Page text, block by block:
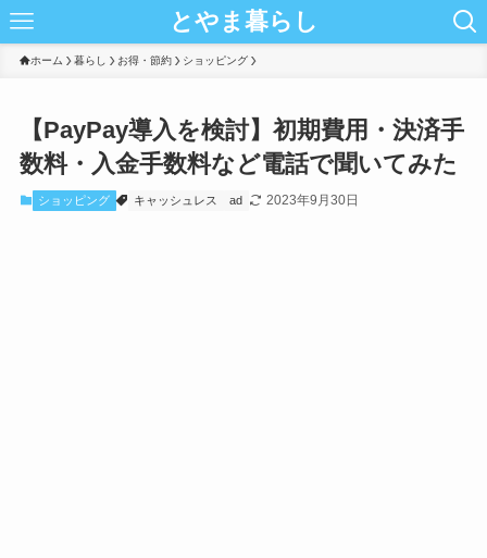
とやま暮らし
ホーム 暮らし お得・節約 ショッピング
【PayPay導入を検討】初期費用・決済手
数料・入金手数料など電話で聞いてみた
ショッピング キャッシュレス ad 2023年9月30日